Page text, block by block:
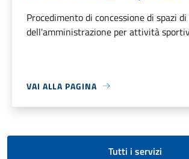
Procedimento di concessione di spazi
dell'amministrazione per attività
VAI ALLA PAGINA
Tutti i servizi